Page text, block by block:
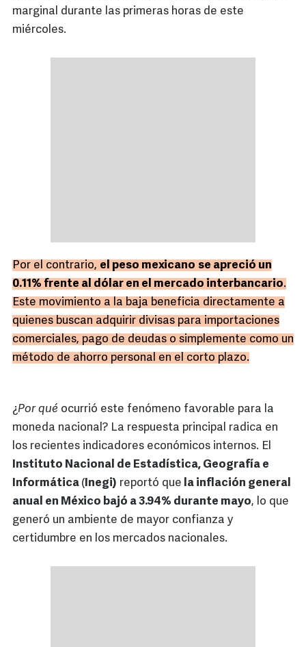
marginal durante las primeras horas de este
miércoles.
Por el contrario, el peso mexicano se apreció un
0.11% frente al dólar en el mercado interbancario.
Este movimiento a la baja beneficia directamente a
quienes buscan adquirir divisas para importaciones
comerciales, pago de deudas o simplemente como un
método de ahorro personal en el corto plazo.
¿Por qué ocurrió este fenómeno favorable para la
moneda nacional? La respuesta principal radica en
los recientes indicadores económicos internos. El
Instituto Nacional de Estadística, Geografía e
Informática (Inegi) reportó que la inflación general
anual en México bajó a 3.94% durante mayo, lo que
generó un ambiente de mayor confianza y
certidumbre en los mercados nacionales.